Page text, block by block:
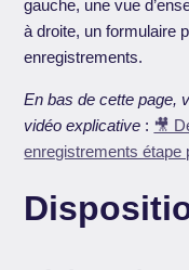
gauche, une vue
à droite, un formulaire
enregistrements.
En bas de cette page,
vidéo explicative : 🎥
enregistrements étape